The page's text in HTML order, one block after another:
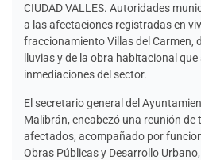
CIUDAD VALLES. Autoridades
a las afectaciones registradas en
fraccionamiento Villas del Carmen,
lluvias y de la obra habitacional que
inmediaciones del sector.
El secretario general del
Malibrán, encabezó una reunión de
afectados, acompañado por
Obras Públicas y Desarrollo